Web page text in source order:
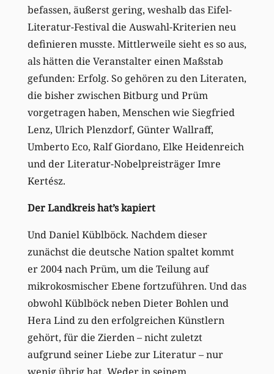
befassen, äußerst gering, weshalb das Eifel-
Literatur-Festival die Auswahl-Kriterien neu
definieren musste. Mittlerweile sieht es so aus,
als hätten die Veranstalter einen Maßstab
gefunden: Erfolg. So gehören zu den Literaten,
die bisher zwischen Bitburg und Prüm
vorgetragen haben, Menschen wie Siegfried
Lenz, Ulrich Plenzdorf, Günter Wallraff,
Umberto Eco, Ralf Giordano, Elke Heidenreich
und der Literatur-Nobelpreisträger Imre
Kertész.
Der Landkreis hat’s kapiert
Und Daniel Küblböck. Nachdem dieser
zunächst die deutsche Nation spaltet kommt
er 2004 nach Prüm, um die Teilung auf
mikrokosmischer Ebene fortzuführen. Und das
obwohl Küblböck neben Dieter Bohlen und
Hera Lind zu den erfolgreichen Künstlern
gehört, für die Zierden – nicht zuletzt
aufgrund seiner Liebe zur Literatur – nur